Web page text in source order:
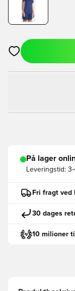
Åbner en Modal
På lager
Leveringstid:
Fri fragt
30 dages
10 milioner